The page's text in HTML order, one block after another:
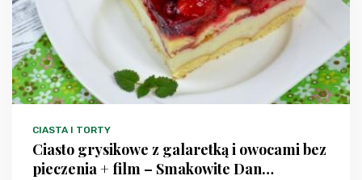
CIASTA I TORTY
Ciasto grysikowe z galaretką i owocami bez
pieczenia + film – Smakowite Dan…